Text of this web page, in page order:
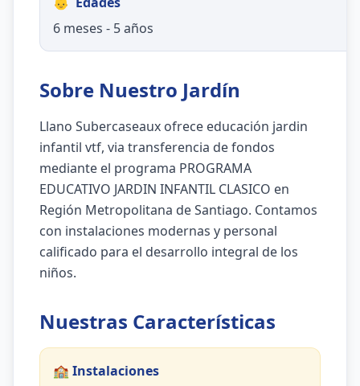
6 meses - 5 años
Sobre Nuestro Jardín
Llano Subercaseaux ofrece educación jardin
infantil vtf, via transferencia de fondos
mediante el programa PROGRAMA
EDUCATIVO JARDIN INFANTIL CLASICO en
Región Metropolitana de Santiago. Contamos
con instalaciones modernas y personal
calificado para el desarrollo integral de los
niños.
Nuestras Características
🏫 Instalaciones